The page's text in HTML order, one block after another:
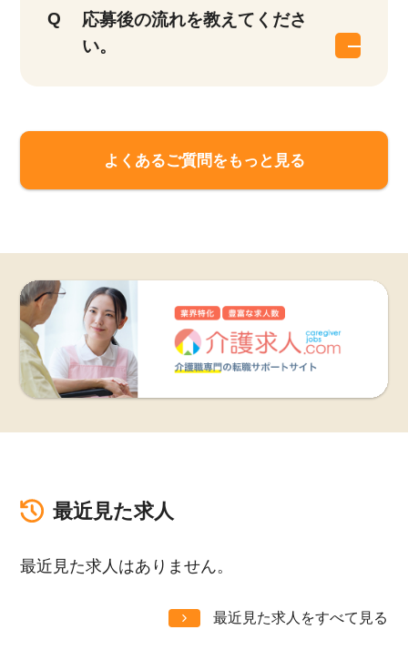
応募後の流れを教えてくださ
い。
よくあるご質問をもっと見る
最近見た求人
最近見た求人はありません。
最近見た求人をすべて見る